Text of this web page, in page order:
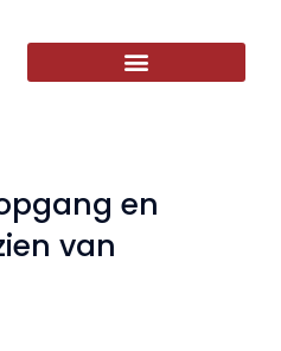
en
van